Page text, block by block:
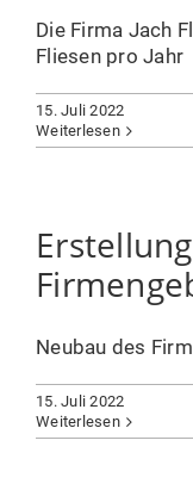
Die Firma Jach
Fliesen pro Jahr
15. Juli 2022
Weiterlesen
Neubau des
15. Juli 2022
Weiterlesen